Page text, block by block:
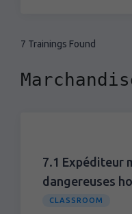
7 Trainings Found
7.1 Expéditeur
dangereuses
CLASSROOM